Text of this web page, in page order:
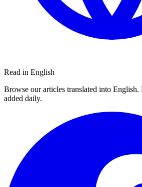
Read in English
Browse our articles translated into English.
added daily.